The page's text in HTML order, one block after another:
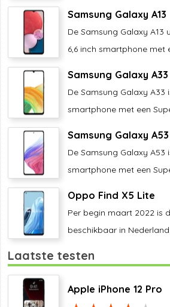
Samsung Galaxy A13
De Samsung Galaxy A13
6,6 inch smartphone met
Samsung Galaxy A33
De Samsung Galaxy A33
smartphone met een
Samsung Galaxy A53
De Samsung Galaxy A53
smartphone met een
Oppo Find X5 Lite
Per begin maart 2022 is
beschikbaar in
Laatste testen
Apple iPhone 12 Pro